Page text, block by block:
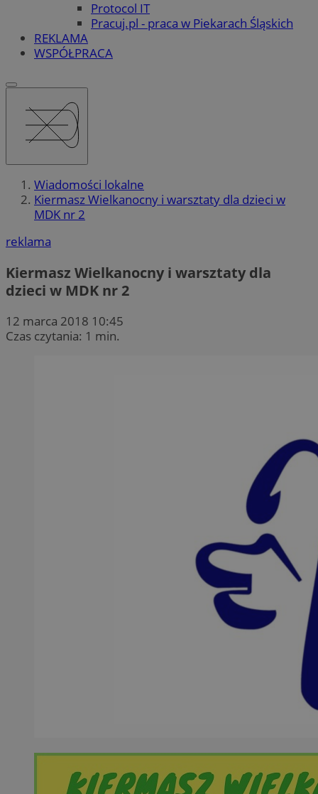
Protocol IT
Pracuj.pl - praca w Piekarach Śląskich
REKLAMA
WSPÓŁPRACA
Wiadomości lokalne
Kiermasz Wielkanocny i warsztaty dla dzieci w
MDK nr 2
reklama
Kiermasz Wielkanocny i warsztaty dla
dzieci w MDK nr 2
12 marca 2018 10:45
Czas czytania: 1 min.